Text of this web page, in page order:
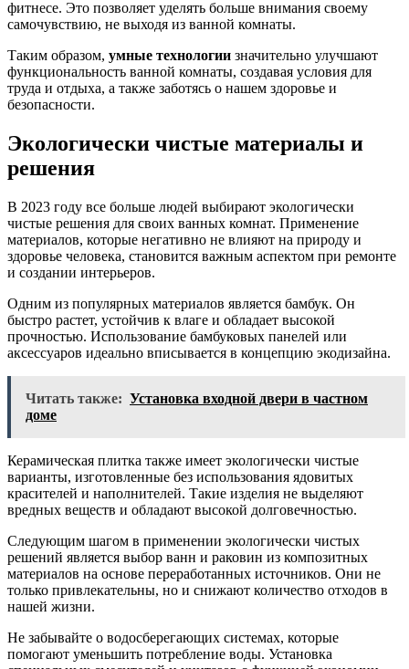
фитнесе. Это позволяет уделять больше внимания своему
самочувствию, не выходя из ванной комнаты.
Таким образом, умные технологии значительно улучшают
функциональность ванной комнаты, создавая условия для
труда и отдыха, а также заботясь о нашем здоровье и
безопасности.
Экологически чистые материалы и
решения
В 2023 году все больше людей выбирают экологически
чистые решения для своих ванных комнат. Применение
материалов, которые негативно не влияют на природу и
здоровье человека, становится важным аспектом при ремонте
и создании интерьеров.
Одним из популярных материалов является бамбук. Он
быстро растет, устойчив к влаге и обладает высокой
прочностью. Использование бамбуковых панелей или
аксессуаров идеально вписывается в концепцию экодизайна.
Читать также: Установка входной двери в частном
доме
Керамическая плитка также имеет экологически чистые
варианты, изготовленные без использования ядовитых
красителей и наполнителей. Такие изделия не выделяют
вредных веществ и обладают высокой долговечностью.
Следующим шагом в применении экологически чистых
решений является выбор ванн и раковин из композитных
материалов на основе переработанных источников. Они не
только привлекательны, но и снижают количество отходов в
нашей жизни.
Не забывайте о водосберегающих системах, которые
помогают уменьшить потребление воды. Установка